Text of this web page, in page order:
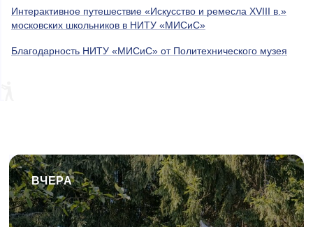
Интерактивное путешествие «Искусство и ремесла XVIII в.»
московских школьников в НИТУ «МИСиС»
Благодарность НИТУ «МИСиС» от Политехнического музея
ВЧЕРА